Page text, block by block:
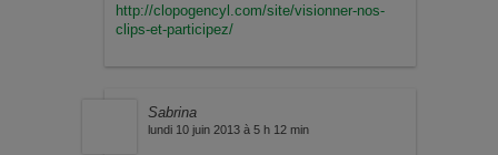
http://clopogencyl.com/site/visionner-nos-
clips-et-participez/
Sabrina
lundi 10 juin 2013 à 5 h 12 min